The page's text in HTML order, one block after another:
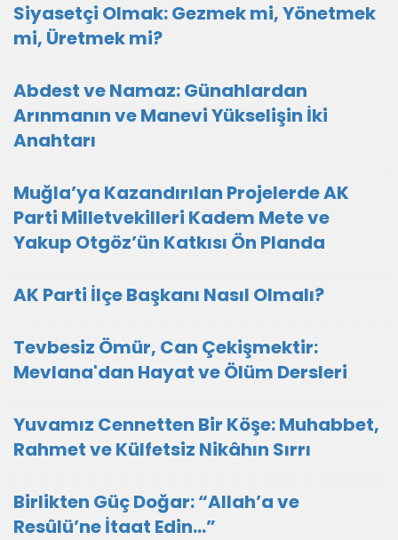
Siyasetçi Olmak: Gezmek mi, Yönetmek
mi, Üretmek mi?
Abdest ve Namaz: Günahlardan
Arınmanın ve Manevi Yükselişin İki
Anahtarı
Muğla’ya Kazandırılan Projelerde AK
Parti Milletvekilleri Kadem Mete ve
Yakup Otgöz’ün Katkısı Ön Planda
AK Parti İlçe Başkanı Nasıl Olmalı?
Tevbesiz Ömür, Can Çekişmektir:
Mevlana'dan Hayat ve Ölüm Dersleri
Yuvamız Cennetten Bir Köşe: Muhabbet,
Rahmet ve Külfetsiz Nikâhın Sırrı
Birlikten Güç Doğar: “Allah’a ve
Resûlü’ne İtaat Edin…”